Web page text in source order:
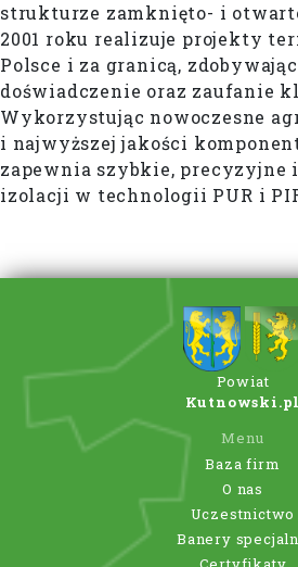
strukturze zamknięto- i
2001 roku realizuje projekty
Polsce i za granicą,
doświadczenie oraz zaufanie
Wykorzystując nowoczesne
i najwyższej jakości
zapewnia szybkie, precyzyjne
izolacji w technologii PUR i
Powiat
Kutnowski.pl
Menu
Baza firm
O nas
Uczestnictwo
Banery